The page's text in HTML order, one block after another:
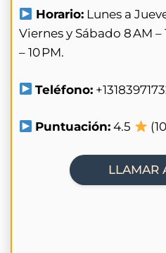
Horario: Lunes a
Viernes y Sábado 8 AM –
– 10 PM.
Teléfono:
Puntuación: 4.5
LLAMAR